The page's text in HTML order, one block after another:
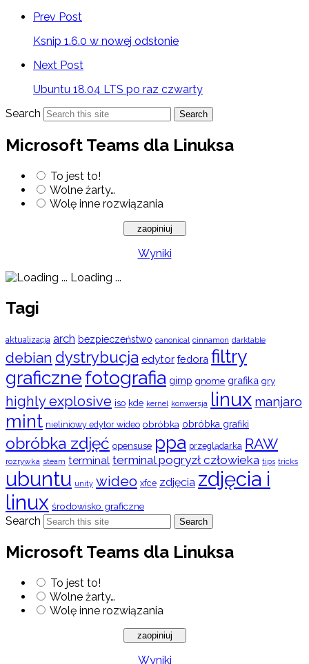
Prev Post
Ksnip 1.6.0 w nowej odsłonie
Next Post
Ubuntu 18.04 LTS po raz czwarty
Search
Search
Microsoft Teams dla Linuksa
To jest to!
Wolne żarty…
Wolę inne rozwiązania
Wyniki
Loading ...
Tagi
aktualizacja arch bezpieczeństwo canonical cinnamon darktable
debian dystrybucja edytor fedora filtry
graficznefotografia gimp gnome grafika gry
highly explosive iso kde kernel konwersja linux manjaro
mint nieliniowy edytor wideo obróbka obróbka grafiki
obróbka zdjęć opensuse ppa przeglądarka RAW
rozrywka steam terminal terminal pogryzł człowieka tips tricks
ubuntu unity wideo xfce zdjęcia zdjęcia i
linux środowisko graficzne
Search Search
Microsoft Teams dla Linuksa
To jest to!
Wolne żarty…
Wolę inne rozwiązania
Wyniki